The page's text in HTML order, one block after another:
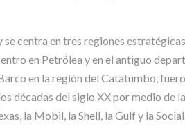
centra en tres regiones
en Petrólea y en el antiguo
en la región del Catatumbo,
décadas del siglo XX por medio de
la Mobil, la Shell, la Gulf y la